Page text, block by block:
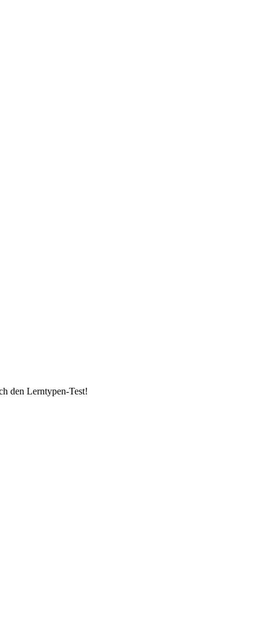
den Lerntypen-Test!